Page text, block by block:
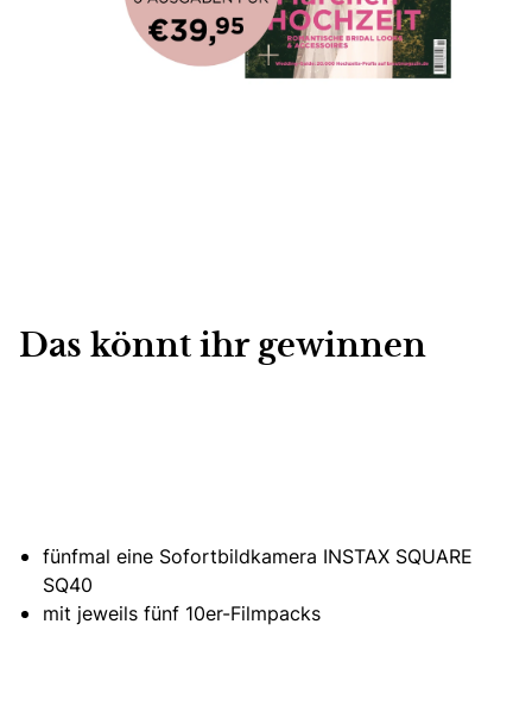
Das könnt ihr gewinnen
fünfmal eine Sofortbildkamera INSTAX SQUARE
SQ40
mit jeweils fünf 10er-Filmpacks